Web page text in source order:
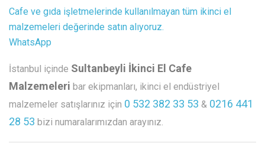
Cafe ve gıda işletmelerinde kullanılmayan tüm ikinci el
malzemeleri değerinde satın alıyoruz.
WhatsApp
İstanbul içinde Sultanbeyli İkinci El Cafe
Malzemeleri bar ekipmanları, ikinci el endüstriyel
malzemeler satışlarınız için 0 532 382 33 53 & 0216 441
28 53 bizi numaralarımızdan arayınız.